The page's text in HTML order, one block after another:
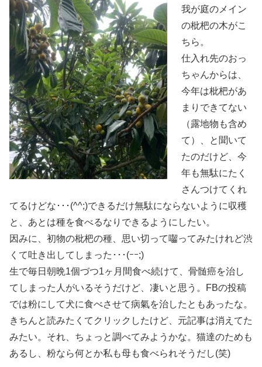
我が庭のメイン
の枇杷の木がこ
ちら。
仕入れ先のおっ
ちゃんからは、
今年は枇杷があ
まりできてない
（露地物も含め
て）、と聞いて
たのだけど、今
年も無駄にたく
さんつけてくれ
てるけどな･･･(^^;)できるだけ無駄にならないように収穫
と、あとは種を食べるなりできるようにしたい。
因みに、初物の枇杷の種、思い切って囓ってみたけれど渋
くて吐き出してしまった･･･(ｰｰ;)
生で毎日朝晩1個づつ1ヶ月間食べ続けて、骨髄癌を治し
てしまった人がいるそうだけど、凄いと思う。FBの投稿
では粉にして犬に食べさせて病氣を治したともあったな。
きちんと読みたくてクリックしたけど、元記事は消えてた
みたい。それ、ちょっと調べてみようかな。猫達のためも
あるし、粉なら何とか私も母も食べられそうだし(笑)